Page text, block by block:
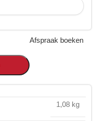
Afspraak boeken
1,08 kg